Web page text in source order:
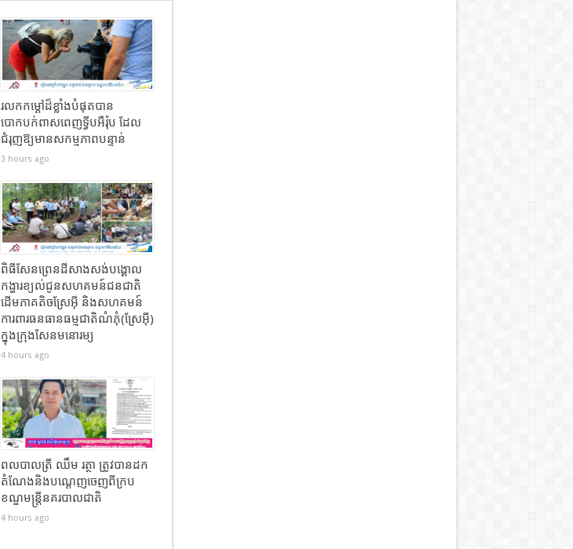
រលកកម្ដៅដ៏ខ្លាំងបំផុតបាន
បោកបក់ពាសពេញទ្វីបអឺរ៉ុប ដែល
ជំរុញឱ្យមានសកម្មភាពបន្ទាន់
3 hours ago
ពិធីសែនព្រេនដីសាងសង់បង្គោល
កង្ហារខ្យល់ជូនសហគមន៍ជនជាតិ
ដើមភាគតិចស្រែអ៊ី និងសហគមន៍
ការពារធនធានធម្មជាតិណំភុំ(ស្រែអ៊ី)
ក្នុងក្រុងសែនមនោរម្យ
4 hours ago
ពលបាលត្រី ឈឹម រត្ថា ត្រូវបានដក
តំណែងនិងបណ្តេញចេញពីក្រប
ខណ្ឌមន្ដ្រីនគរបាលជាតិ
4 hours ago